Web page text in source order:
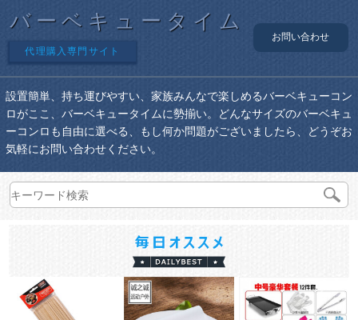
バーベキュータイム
代理購入専門サイト
お問い合わせ
設置簡単、持ち運びやすい、家族みんなで楽しめるバーベキューコン
ロがここ、バーベキュータイムに勢揃い。どんなサイズのバーベキュ
ーコンロも自由に選べる、もし何か問題がございましたら、どうぞお
気軽にお問い合わせください。